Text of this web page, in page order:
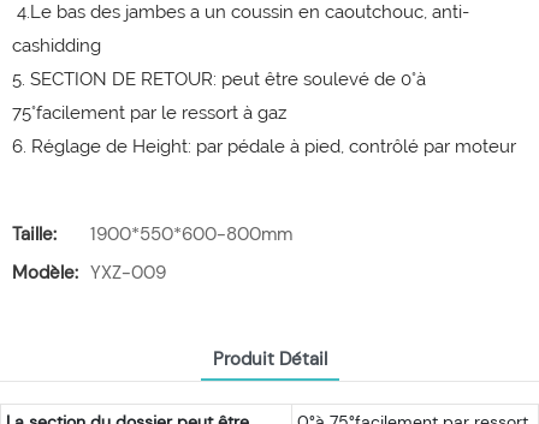
4.Le bas des jambes a un coussin en caoutchouc, anti-
cashidding
5. SECTION DE RETOUR: peut être soulevé de 0°à
75°facilement par le ressort à gaz
6. Réglage de Height: par pédale à pied, contrôlé par moteur
Taille:
1900*550*600-800mm
Modèle: YXZ-009
Produit Détail